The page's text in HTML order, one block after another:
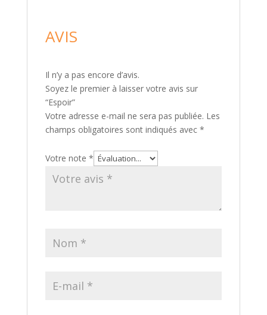
AVIS
Il n’y a pas encore d’avis.
Soyez le premier à laisser votre avis sur
“Espoir”
Votre adresse e-mail ne sera pas publiée. Les
champs obligatoires sont indiqués avec *
Votre note *